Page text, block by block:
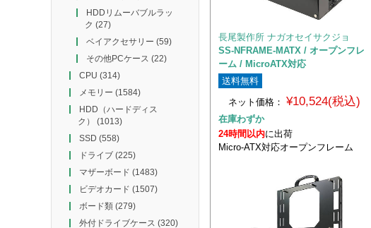
HDDリムーバブルラッ
ク (27)
ベイアクセサリー (59)
その他PCケース (22)
CPU (314)
メモリー (1584)
HDD（ハードディス
ク）
(1013)
SSD (558)
ドライブ(225)
マザーボード (1483)
ビデオカード (1507)
ボード類(279)
外付ドライブケース (320)
長尾製作所 ナガオセイサクジョ
SS-NFRAME-MATX / オープンフレ
ーム / MicroATX対応
送料無料
ネット価格：
¥10,524(税込)
在庫わずか
24時間以内に出荷
Micro-ATX対応オープンフレーム